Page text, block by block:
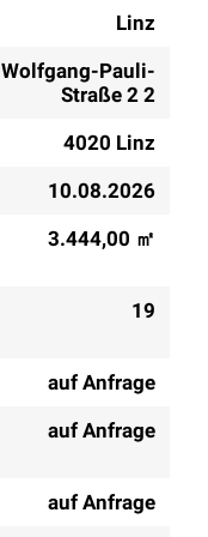
Linz
Wolfgang-Pauli-
Straße 2 2
4020 Linz
10.08.2026
3.444,00 ㎡
19
auf Anfrage
auf Anfrage
auf Anfrage